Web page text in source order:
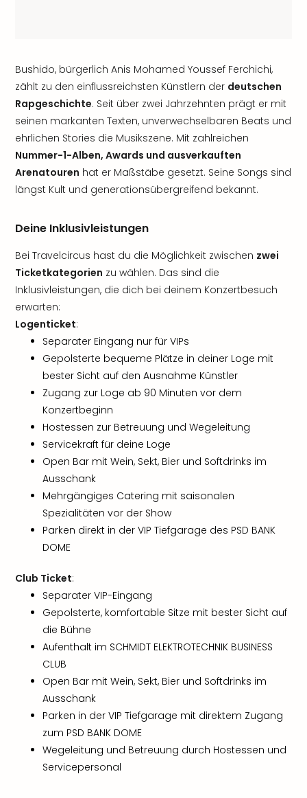
Bushido, bürgerlich Anis Mohamed Youssef Ferchichi,
zählt zu den einflussreichsten Künstlern der deutschen
Rapgeschichte. Seit über zwei Jahrzehnten prägt er mit
seinen markanten Texten, unverwechselbaren Beats und
ehrlichen Stories die Musikszene. Mit zahlreichen
Nummer-1-Alben, Awards und ausverkauften
Arenatouren hat er Maßstäbe gesetzt. Seine Songs sind
längst Kult und generationsübergreifend bekannt.
Deine Inklusivleistungen
Bei Travelcircus hast du die Möglichkeit zwischen zwei
Ticketkategorien zu wählen. Das sind die
Inklusivleistungen, die dich bei deinem Konzertbesuch
erwarten:
Logenticket:
Separater Eingang nur für VIPs
Gepolsterte bequeme Plätze in deiner Loge mit
bester Sicht auf den Ausnahme Künstler
Zugang zur Loge ab 90 Minuten vor dem
Konzertbeginn
Hostessen zur Betreuung und Wegeleitung
Servicekraft für deine Loge
Open Bar mit Wein, Sekt, Bier und Softdrinks im
Ausschank
Mehrgängiges Catering mit saisonalen
Spezialitäten vor der Show
Parken direkt in der VIP Tiefgarage des PSD BANK
DOME
Club Ticket:
Separater VIP-Eingang
Gepolsterte, komfortable Sitze mit bester Sicht auf
die Bühne
Aufenthalt im SCHMIDT ELEKTROTECHNIK BUSINESS
CLUB
Open Bar mit Wein, Sekt, Bier und Softdrinks im
Ausschank
Parken in der VIP Tiefgarage mit direktem Zugang
zum PSD BANK DOME
Wegeleitung und Betreuung durch Hostessen und
Servicepersonal